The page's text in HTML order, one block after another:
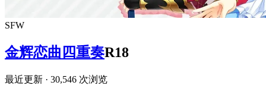
SFW
金辉恋曲四重奏R18
最近更新 · 30,546 次浏览